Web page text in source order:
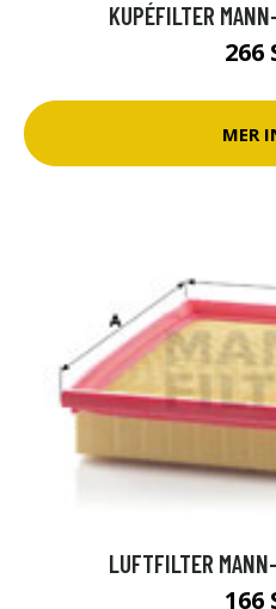
KUPÉFILTER
266
MER
LUFTFILTER
166